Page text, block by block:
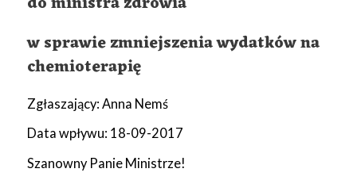
w sprawie zmniejszenia wydatków na
chemioterapię
Zgłaszający: Anna Nemś
Data wpływu: 18-09-2017
Szanowny Panie Ministrze!